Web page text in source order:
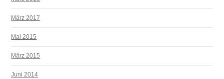
März 2017
Mai 2015
März 2015
Juni 2014